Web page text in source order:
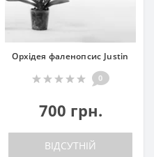
Орхідея фаленопсис Justin
0
700 грн.
ВІДСУТНІЙ